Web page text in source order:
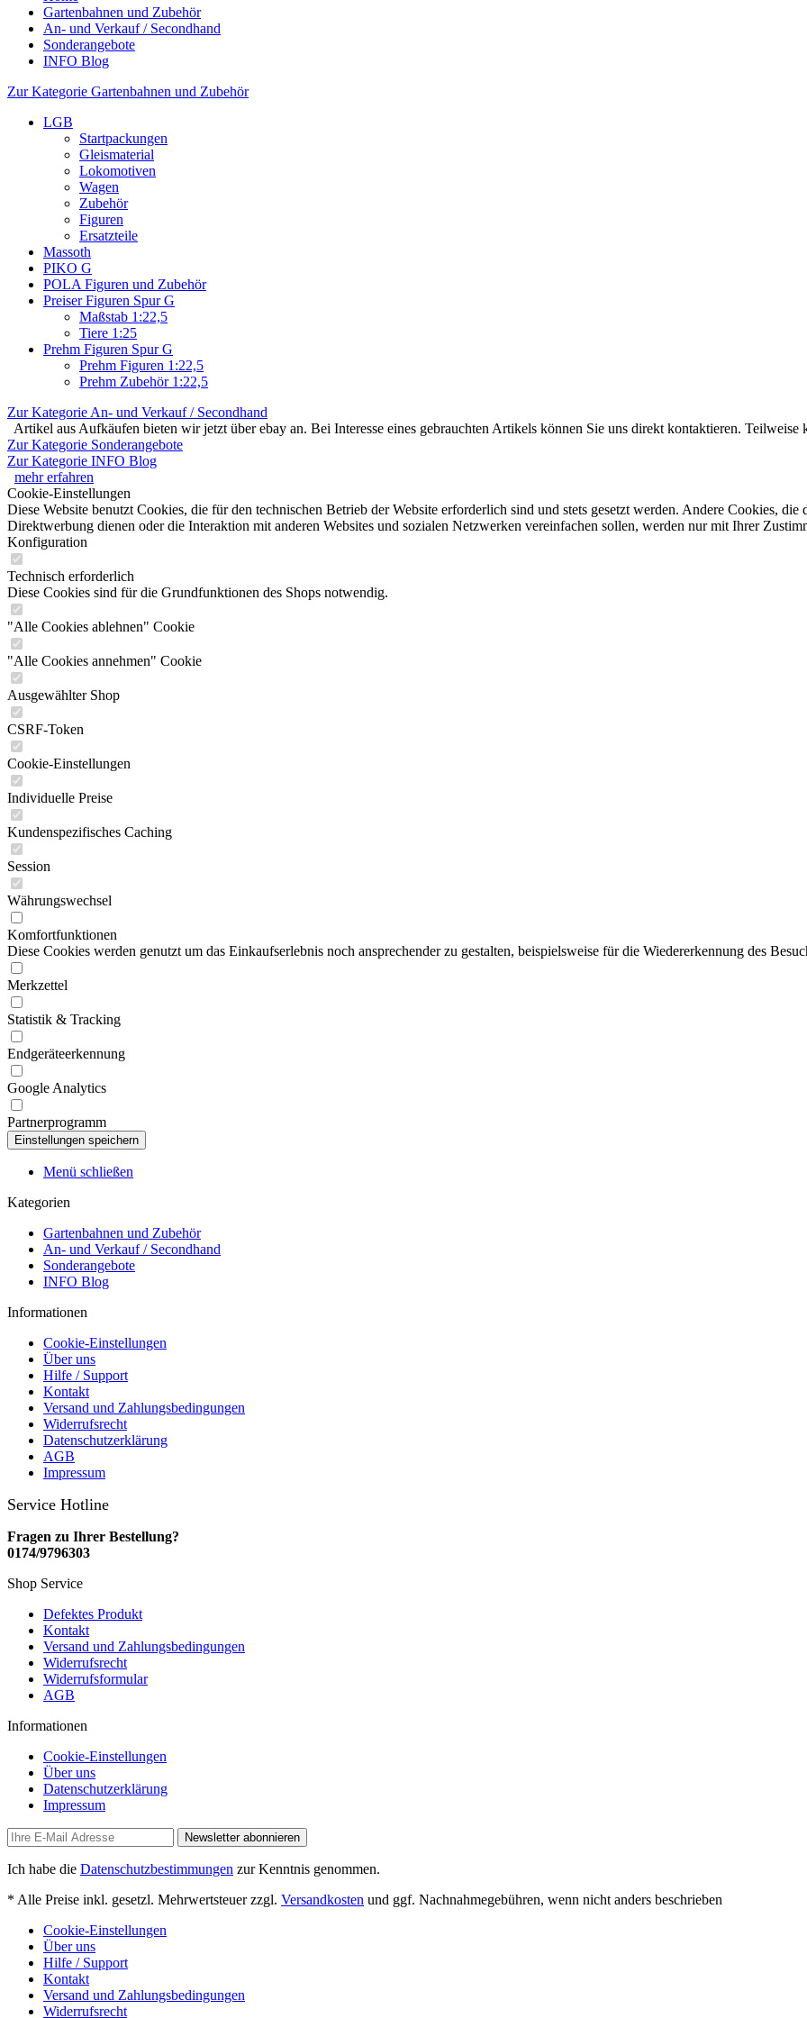
Gartenbahnen und Zubehör
An- und Verkauf / Secondhand
Sonderangebote
INFO Blog
Zur Kategorie Gartenbahnen und Zubehör
LGB
Startpackungen
Gleismaterial
Lokomotiven
Wagen
Zubehör
Figuren
Ersatzteile
Massoth
PIKO G
POLA Figuren und Zubehör
Preiser Figuren Spur G
Maßstab 1:22,5
Tiere 1:25
Prehm Figuren Spur G
Prehm Figuren 1:22,5
Prehm Zubehör 1:22,5
Zur Kategorie An- und Verkauf / Secondhand
Artikel aus Aufkäufen bieten wir jetzt über ebay an. Bei Interesse eines gebrauchten Artikels können Sie uns direkt kontaktieren.
Zur Kategorie Sonderangebote
Zur Kategorie INFO Blog
mehr erfahren
Cookie-Einstellungen
Diese Website benutzt Cookies, die für den technischen Betrieb der Website erforderlich sind und stets gesetzt werden. Andere Cookies,
Direktwerbung dienen oder die Interaktion mit anderen Websites und sozialen Netzwerken vereinfachen sollen, werden nur mit Ihrer
Konfiguration
Technisch erforderlich
Diese Cookies sind für die Grundfunktionen des Shops notwendig.
"Alle Cookies ablehnen" Cookie
"Alle Cookies annehmen" Cookie
Ausgewählter Shop
CSRF-Token
Cookie-Einstellungen
Individuelle Preise
Kundenspezifisches Caching
Session
Währungswechsel
Komfortfunktionen
Diese Cookies werden genutzt um das Einkaufserlebnis noch ansprechender zu gestalten, beispielsweise für die Wiedererkennung des
Merkzettel
Statistik & Tracking
Endgeräteerkennung
Google Analytics
Partnerprogramm
Menü schließen
Kategorien
Gartenbahnen und Zubehör
An- und Verkauf / Secondhand
Sonderangebote
INFO Blog
Informationen
Cookie-Einstellungen
Über uns
Hilfe / Support
Kontakt
Versand und Zahlungsbedingungen
Widerrufsrecht
Datenschutzerklärung
AGB
Impressum
Service Hotline
Fragen zu Ihrer Bestellung?
0174/9796303
Shop Service
Defektes Produkt
Kontakt
Versand und Zahlungsbedingungen
Widerrufsrecht
Widerrufsformular
AGB
Informationen
Cookie-Einstellungen
Über uns
Datenschutzerklärung
Impressum
Newsletter abonnieren
Ich habe die Datenschutzbestimmungen zur Kenntnis genommen.
* Alle Preise inkl. gesetzl. Mehrwertsteuer zzgl. Versandkosten und ggf. Nachnahmegebühren, wenn nicht anders beschrieben
Cookie-Einstellungen
Über uns
Hilfe / Support
Kontakt
Versand und Zahlungsbedingungen
Widerrufsrecht